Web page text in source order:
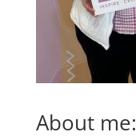
About me: